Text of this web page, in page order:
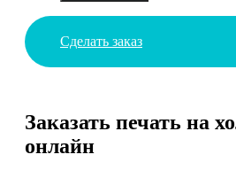
Сделать заказ
Заказать печать на
онлайн